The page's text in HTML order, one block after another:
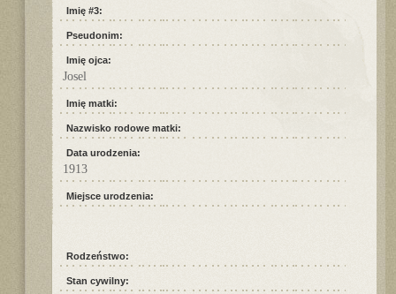
Imię #3:
Pseudonim:
Imię ojca:
Josel
Imię matki:
Nazwisko rodowe matki:
Data urodzenia:
1913
Miejsce urodzenia:
Rodzeństwo:
Stan cywilny: